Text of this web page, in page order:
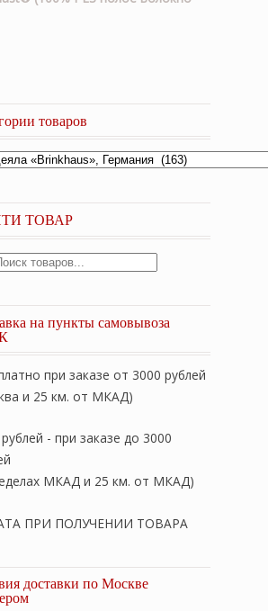
товаров
ТОВАР
на пункты самовывоза
при заказе от 3000 рублей
и 25 км. от МКАД)
- при заказе до 3000
МКАД и 25 км. от МКАД)
ПРИ ПОЛУЧЕНИИ ТОВАРА
доставки по Москве